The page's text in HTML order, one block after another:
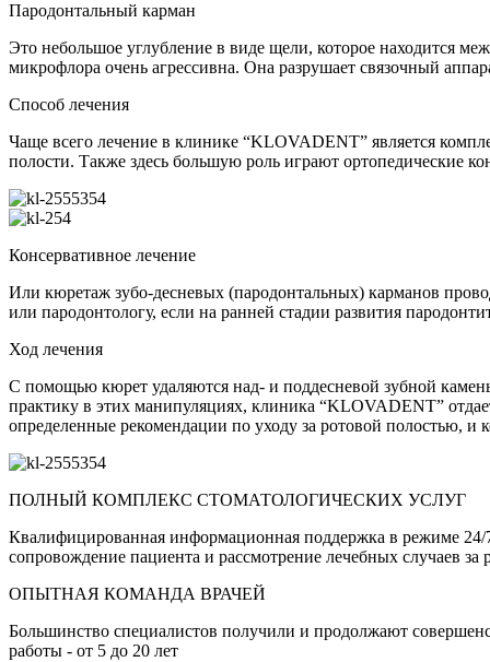
Пародонтальный карман
Это небольшое углубление в виде щели, которое находится
микрофлора очень агрессивна. Она разрушает связочный
Способ лечения
Чаще всего лечение в клинике “KLOVADENT” является
полости. Также здесь большую роль играют ортопедические
Консервативное лечение
Или кюретаж зубо-десневых (пародонтальных) карманов
или пародонтологу, если на ранней стадии развития
Ход лечения
С помощью кюрет удаляются над- и поддесневой зубной
практику в этих манипуляциях, клиника “KLOVADENT”
определенные рекомендации по уходу за ротовой полостью, и
ПОЛНЫЙ КОМПЛЕКС СТОМАТОЛОГИЧЕСКИХ УСЛУГ
Квалифицированная информационная поддержка в режиме 24/
сопровождение пациента и рассмотрение лечебных случаев за
ОПЫТНАЯ КОМАНДА ВРАЧЕЙ
Большинство специалистов получили и продолжают
работы - от 5 до 20 лет